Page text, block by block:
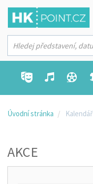
Úvodní stránka Kalendář
AKCE